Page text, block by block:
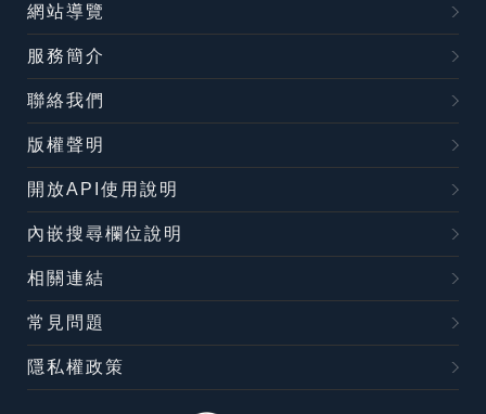
網站導覽
服務簡介
聯絡我們
版權聲明
開放API使用說明
內嵌搜尋欄位說明
相關連結
常見問題
隱私權政策